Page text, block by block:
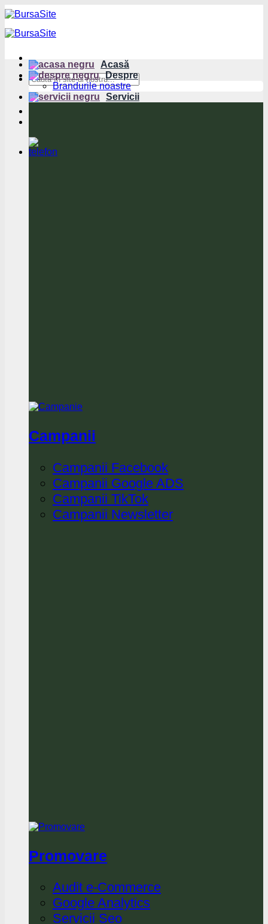
Sari
la
conținut
Acasă
Despre
Brandurile noastre
Servicii
Campanii
Campanii Facebook
Campanii Google ADS
Campanii TikTok
Campanii Newsletter
Promovare
Audit e-Commerce
Google Analytics
Servicii Seo